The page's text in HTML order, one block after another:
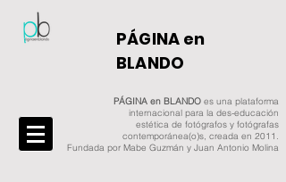
​PÁGINA en
BLANDO
PÁGINA en BLANDO es una plataforma
internacional para la des-educación
estética de fotógrafos y fotógrafas
contemporánea(o)s, creada en 2011.
Fundada por Mabe Guzmán y Juan Antonio Molina